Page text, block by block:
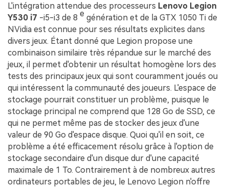
L'intégration attendue des processeurs Lenovo Legion
Y530 i7 -i5-i3 de 8 e génération et de la GTX 1050 Ti de
NVidia est connue pour ses résultats explicites dans
divers jeux. Étant donné que Legion propose une
combinaison similaire très répandue sur le marché des
jeux, il permet d'obtenir un résultat homogène lors des
tests des principaux jeux qui sont couramment joués ou
qui intéressent la communauté des joueurs. L'espace de
stockage pourrait constituer un problème, puisque le
stockage principal ne comprend que 128 Go de SSD, ce
qui ne permet même pas de stocker des jeux d'une
valeur de 90 Go d'espace disque. Quoi qu'il en soit, ce
problème a été efficacement résolu grâce à l'option de
stockage secondaire d'un disque dur d'une capacité
maximale de 1 To. Contrairement à de nombreux autres
ordinateurs portables de jeu, le Lenovo Legion n'offre